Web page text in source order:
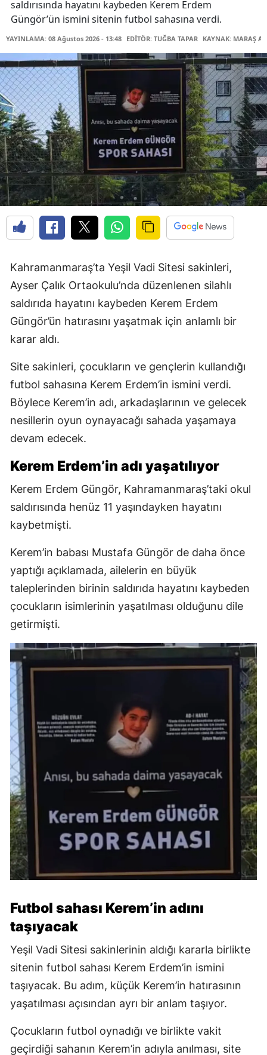
saldırısında hayatını kaybeden Kerem Erdem
Güngör’ün ismini sitenin futbol sahasına verdi.
YAYINLAMA: 08 Ağustos 2026 - 13:48 EDİTÖR: TUĞBA TAPAR KAYNAK: MARAŞ
Kahramanmaraş’ta Yeşil Vadi Sitesi sakinleri,
Ayser Çalık Ortaokulu’nda düzenlenen silahlı
saldırıda hayatını kaybeden Kerem Erdem
Güngör’ün hatırasını yaşatmak için anlamlı bir
karar aldı.
Site sakinleri, çocukların ve gençlerin kullandığı
futbol sahasına Kerem Erdem’in ismini verdi.
Böylece Kerem’in adı, arkadaşlarının ve gelecek
nesillerin oyun oynayacağı sahada yaşamaya
devam edecek.
Kerem Erdem’in adı yaşatılıyor
Kerem Erdem Güngör, Kahramanmaraş’taki okul
saldırısında henüz 11 yaşındayken hayatını
kaybetmişti.
Kerem’in babası Mustafa Güngör de daha önce
yaptığı açıklamada, ailelerin en büyük
taleplerinden birinin saldırıda hayatını kaybeden
çocukların isimlerinin yaşatılması olduğunu dile
getirmişti.
Futbol sahası Kerem’in adını
taşıyacak
Yeşil Vadi Sitesi sakinlerinin aldığı kararla birlikte
sitenin futbol sahası Kerem Erdem’in ismini
taşıyacak. Bu adım, küçük Kerem’in hatırasının
yaşatılması açısından ayrı bir anlam taşıyor.
Çocukların futbol oynadığı ve birlikte vakit
geçirdiği sahanın Kerem’in adıyla anılması, site